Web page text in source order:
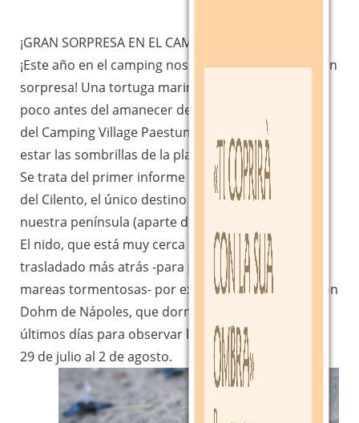
¡GRAN SORPRESA EN EL CAMPING!
¡Este año en el camping nos hemos llevado una gran
sorpresa! Una tortuga marina Caretta Caretta llegó
poco antes del amanecer del 12 de junio a la playa
del Camping Village Paestum -justo donde suelen
estar las sombrillas de la playa- ¡y puso 75 huevos!
Se trata del primer informe de este año en la costa
del Cilento, el único destino de las tortugas en
nuestra península (aparte de las islas).
El nido, que está muy cerca de la costa, fue
trasladado más atrás -para protegerlo de las
mareas tormentosas- por expertos del centro Anton
Dohm de Nápoles, que dormirán junto al nido los
últimos días para observar la eclosión, prevista del
29 de julio al 2 de agosto.
Sostieni la Comunità Magnificat
Fai una donazione sul nostro conto
bancario
IT49S0200803039000102071988
(clicca per copiare)